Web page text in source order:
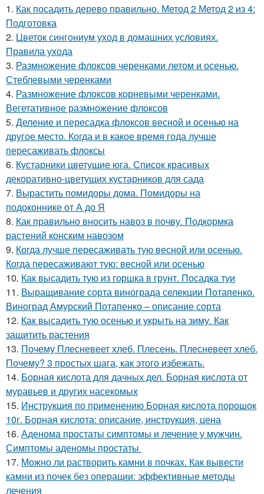
1. Как посадить дерево правильно. Метод 2 Метод 2 из 4:
Подготовка
2. Цветок сингониум уход в домашних условиях.
Правила ухода
3. Размножение флоксов черенками летом и осенью.
Стеблевыми черенками
4. Размножение флоксов корневыми черенками.
Вегетативное размножение флоксов
5. Деление и пересадка флоксов весной и осенью на
другое место. Когда и в какое время года лучше
пересаживать флоксы
6. Кустарники цветущие юга. Список красивых
декоративно-цветущих кустарников для сада
7. Вырастить помидоры дома. Помидоры на
подоконнике от А до Я
8. Как правильно вносить навоз в почву. Подкормка
растений конским навозом
9. Когда лучше пересаживать тую весной или осенью.
Когда пересаживают тую: весной или осенью
10. Как высадить тую из горшка в грунт. Посадка туи
11. Выращивание сорта винограда селекции Потапенко.
Виноград Амурский Потапенко – описание сорта
12. Как высадить тую осенью и укрыть на зиму. Как
защитить растения
13. Почему Плесневеет хлеб. Плесень. Плесневеет хлеб.
Почему? 3 простых шага, как этого избежать.
14. Борная кислота для дачных дел. Борная кислота от
муравьев и других насекомых
15. Инструкция по применению Борная кислота порошок
10г. Борная кислота: описание, инструкция, цена
16. Аденома простаты симптомы и лечение у мужчин.
Симптомы аденомы простаты
17. Можно ли растворить камни в почках. Как вывести
камни из почек без операции: эффективные методы
лечения